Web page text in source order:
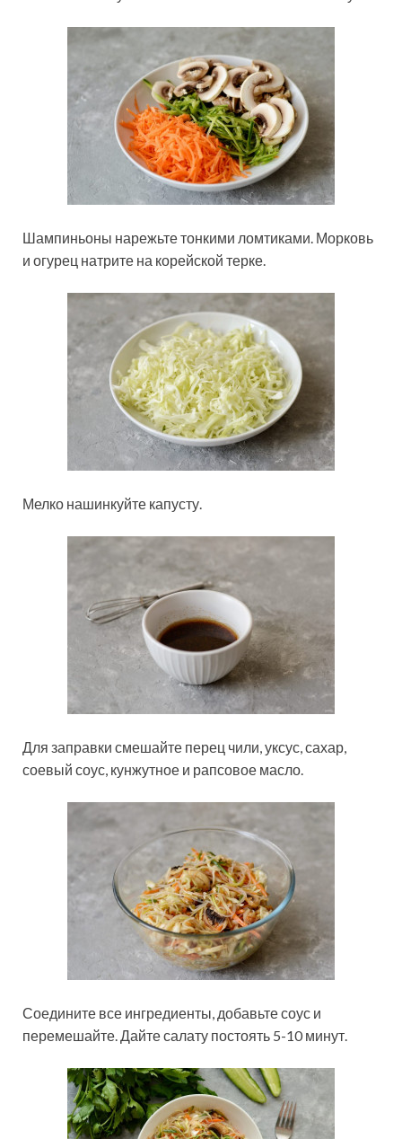
Шампиньоны нарежьте тонкими ломтиками. Морковь
и огурец натрите на корейской терке.
Мелко нашинкуйте капусту.
Для заправки смешайте перец чили, уксус, сахар,
соевый соус, кунжутное и рапсовое масло.
Соедините все ингредиенты, добавьте соус и
перемешайте. Дайте салату постоять 5-10 минут.